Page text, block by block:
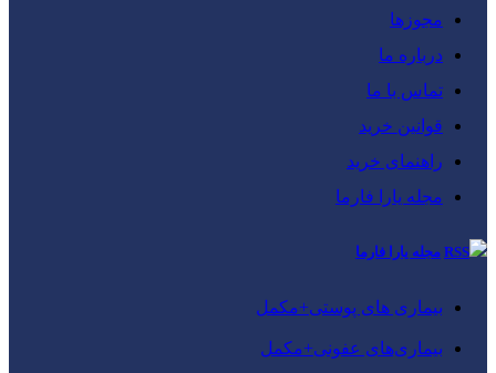
مجوزها
درباره ما
تماس با ما
قوانین خرید
راهنمای خرید
مجله یارا فارما
مجله یارا فارما
بیماری‌ های پوستی+مکمل
بیماری‌های عفونی+مکمل